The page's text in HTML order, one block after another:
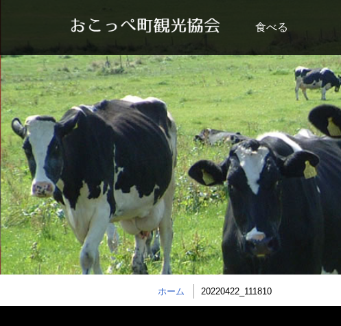
食べる
ホーム 20220422_111810